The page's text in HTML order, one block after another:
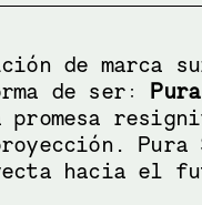
de marca
de ser:
Pura
hacia el